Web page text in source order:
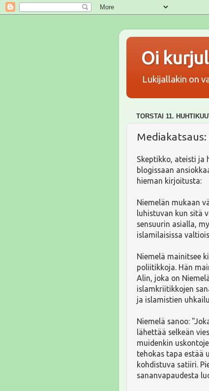
Oi
Lukijallakin on
TORSTAI 11.
Skeptikko, ateisti ja
blogissaan
hieman kirjoitusta:
Niemelän mukaan
luhistuvan kun sitä
sensuurin asialla,
islamilaisissa
Niemelä mainitsee
poliitikkoja. Hän
Alin, joka on
islamkriitikkojen
ja islamistien
Niemelä sanoo:
lähettää selkeän
muidenkin
tehokas tapa estää
kohdistuva satiiri.
sananvapaudesta